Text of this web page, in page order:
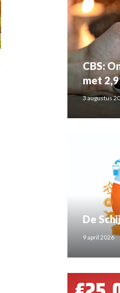
CBS:
met
3 augustus
De
9 april 2026